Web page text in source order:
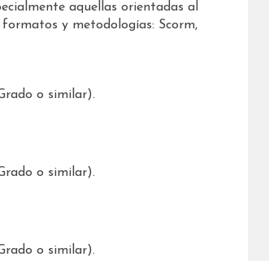
aquellas orientadas al
y metodologías: Scorm,
o similar).
o similar).
o similar).